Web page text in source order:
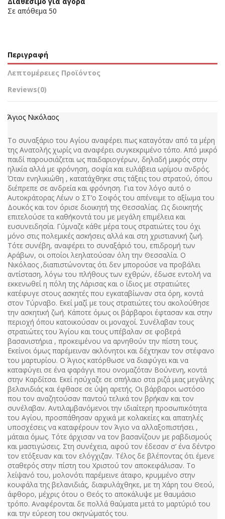
Σε απόθεμα 50
Περιγραφή
Λεπτομέρειες Προϊόντος
Reviews(0)
Άγιος Νικόλαος
Το συναξάριο του Αγίου αναφέρει πως καταγόταν από τα μέρη
της Ανατολής χωρίς να αναφέρει συγκεκριμένο τόπο. Από μικρό
παιδί παρουσιάζεται ως παιδαριογέρων, δηλαδή μικρός στην
ηλικία αλλά με φρόνηση, σοφία και ευλάβεια ωρίμου ανδρός.
Όταν ενηλικιώθη , κατατάχθηκε στις τάξεις του στρατού, όπου
διέπρεπε σε ανδρεία και φρόνηση. Για τον λόγο αυτό ο
Αυτοκράτορας Λέων ο ΣΤ’ο Σοφός του απένειμε το αξίωμα του
Δουκός και τον όρισε διοικητή της Θεσσαλίας. Ως διοικητής
επιτελούσε τα καθήκοντά του με μεγάλη επιμέλεια και
ευσυνειδησία. Γύμναζε κάθε μέρα τους στρατιώτες του όχι
μόνο στις πολεμικές ασκήσεις αλλά και στη χριστιανική ζωή.
Τότε συνέβη, αναφέρει το συναξάριό του, επιδρομή των
Αράβων, οι οποίοι λεηλατούσαν όλη την Θεσσαλία. Ο
Νικόλαος ,διαπιστώνοντας ότι δεν μπορούσε να προβάλει
αντίσταση, λόγω του πλήθους των εχθρών, έδωσε εντολή να
εκκενωθεί η πόλη της Λάρισας και ο ίδιος με στρατιώτες
κατέφυγε στους ασκητές που εγκαταβίωναν στα όρη, κοντά
στον Τύρναβο. Εκεί μαζί με τους στρατιώτες του ακολούθησε
την ασκητική ζωή. Κάποτε όμως οι βάρβαροι έφτασαν και στην
περιοχή όπου κατοικούσαν οι μοναχοί. Συνέλαβαν τους
στρατιώτες του Άγίου και τους υπέβαλαν σε φοβερά
βασανιστήρια , προκειμένου να αρνηθούν την πίστη τους.
Εκείνοι όμως παρέμειναν ακλόνητοι και δέχτηκαν τον στέφανο
του μαρτυρίου. Ο Άγιος κατόρθωσε να διαφύγει και να
καταφύγει σε ένα φαράγγι που ονομαζόταν Βούνενη, κοντά
στην Καρδίτσα. Εκεί ησύχαζε σε σπήλαιο στα ριζά μιας μεγάλης
βελανιδιάς και έφθασε σε ύψη αρετής. Οι βάρβαροι ωστόσο
που τον αναζητούσαν παντού τελικά τον βρήκαν και τον
συνέλαβαν. Αντιλαμβανόμενοι την ιδιαίτερη προσωπικότητα
του Αγίου, προσπάθησαν αρχικά με κολακείες και απατηλές
υποσχέσεις να καταφέρουν τον Άγιο να αλλαξοπιστήσει ,
μάταια όμως. Τότε άρχισαν να τον βασανίζουν με ραβδισμούς
και μαστιγώσεις. Στη συνέχεια, αφού τον έδεσαν σ’ ένα δέντρο
τον ετόξευαν και τον ελόγχιζαν. Τέλος δε βλέποντας ότι έμενε
σταθερός στην πίστη του Χριστού τον αποκεφάλισαν. Το
λείψανό του, μολονότι παρέμεινε άταφο, κρυμμένο στην
κουφάλα της βελανιδιάς, διαφυλάχθηκε, με τη Χάρη του Θεού,
άφθορο, μέχρις ότου ο Θεός το αποκάλυψε με θαυμάσιο
τρόπο. Αναφέρονται δε πολλά θαύματα μετά το μαρτύριό του
και την εύρεση του σκηνώματός του.